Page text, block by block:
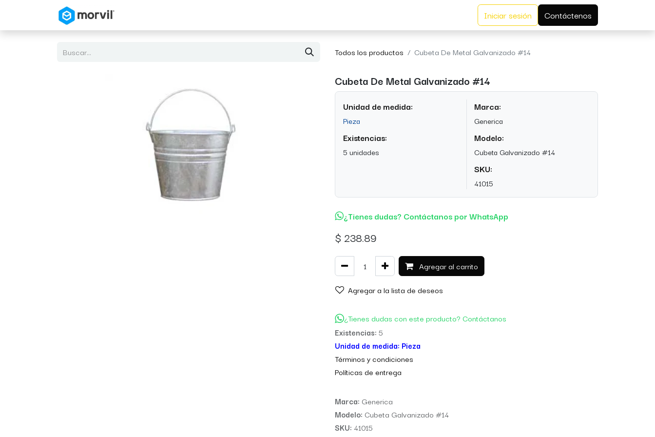
Iniciar sesión Contáctenos
Todos los productos Cubeta De Metal Galvanizado #14
Cubeta De Metal Galvanizado #14
Unidad de medida:
Pieza
Existencias:
5 unidades
Marca:
Generica
Modelo:
Cubeta Galvanizado #14
SKU:
41015
¿Tienes dudas? Contáctanos por WhatsApp
$ 238.89
Agregar al carrito
Agregar a la lista de deseos
¿Tienes dudas con este producto? Contáctanos
Existencias: 5
Unidad de medida: Pieza
Términos y condiciones
Políticas de entrega
Marca: Generica
Modelo: Cubeta Galvanizado #14
SKU: 41015